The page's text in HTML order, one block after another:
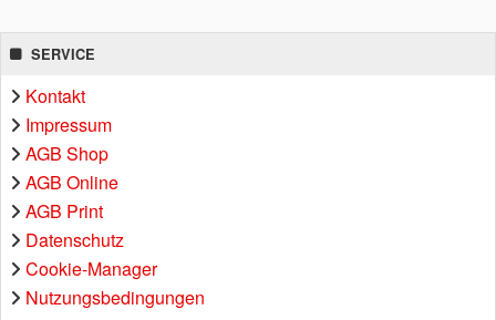
SERVICE
Kontakt
Impressum
AGB Shop
AGB Online
AGB Print
Datenschutz
Cookie-Manager
Nutzungsbedingungen